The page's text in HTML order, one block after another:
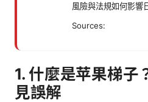
風險與法規如何影響
Sources:
1. 什麼是苹果梯子
見誤解